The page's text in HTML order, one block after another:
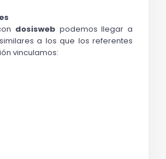
dosisweb podemos llegar a
a los que los referentes
vinculamos: